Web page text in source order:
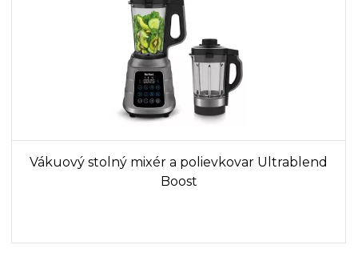
Vákuový stolný mixér a polievkovar Ultrablend
Boost